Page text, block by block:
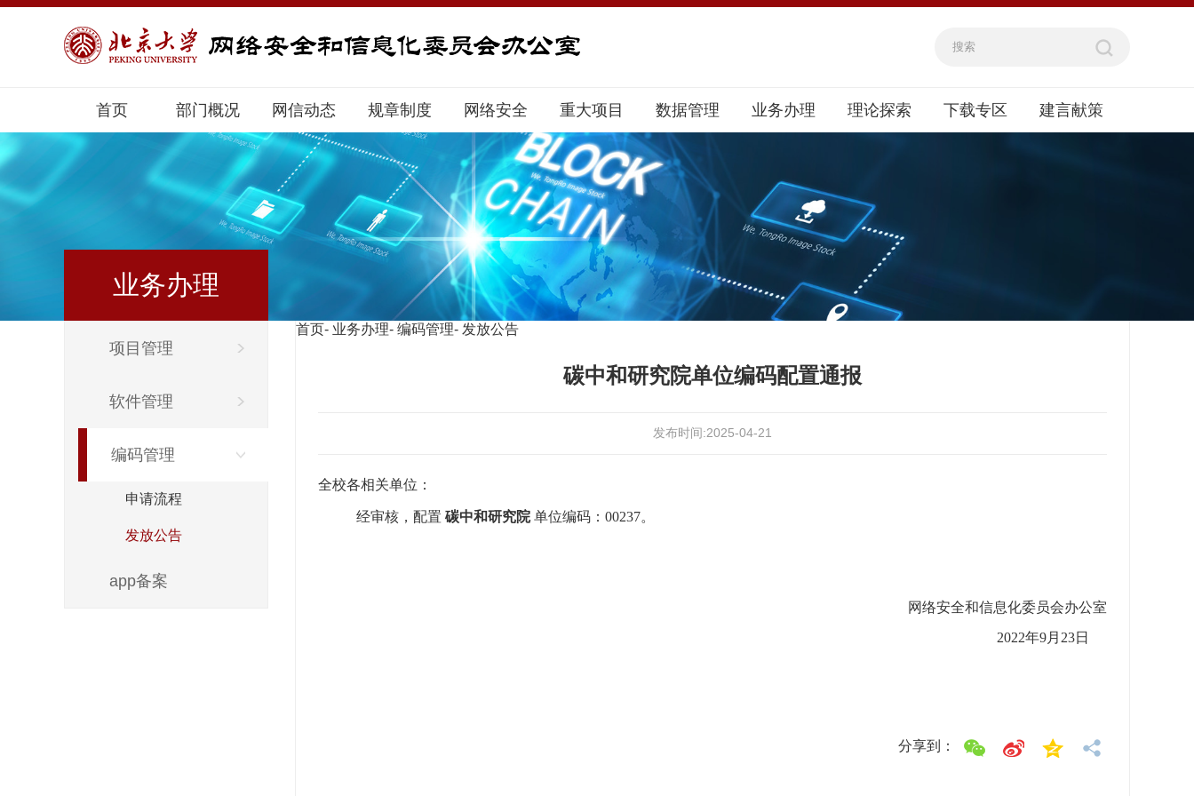
首页 部门概况 网信动态 规章制度 网络安全 重大项目 数据管理 业务办理 理论探索 下载专区 建言献策
业务办理
项目管理
软件管理
编码管理
申请流程
发放公告
app备案
首页- 业务办理- 编码管理- 发放公告
碳中和研究院单位编码配置通报
发布时间:2025-04-21
全校各相关单位：
经审核，配置 碳中和研究院 单位编码：00237。
网络安全和信息化委员会办公室
2022年9月23日
分享到：